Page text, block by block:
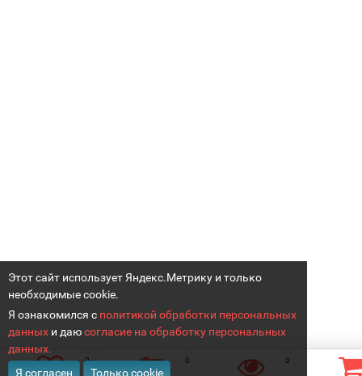
Этот сайт использует Яндекс.Метрику и только
необходимые cookie.
Я ознакомился с политикой обработки персональных
данных и даюсогласие на обработку персональных
данных.
Я согласен
Только cookie
0 0 0